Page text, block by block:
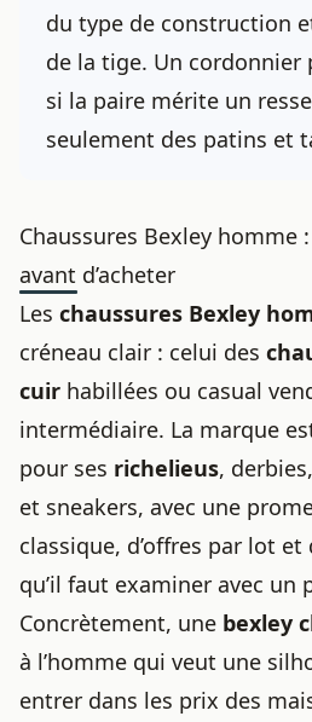
du type de construction
de la tige. Un
si la paire mérite un
seulement des patins et
Chaussures Bexley homme
avant d’acheter
Les chaussures Bexley
créneau clair : celui des
cuir habillées ou casual
intermédiaire. La marque
pour ses richelieus,
et sneakers, avec une
classique, d’offres par lot et
qu’il faut examiner avec un
Concrètement, une bexley
à l’homme qui veut une
entrer dans les prix des